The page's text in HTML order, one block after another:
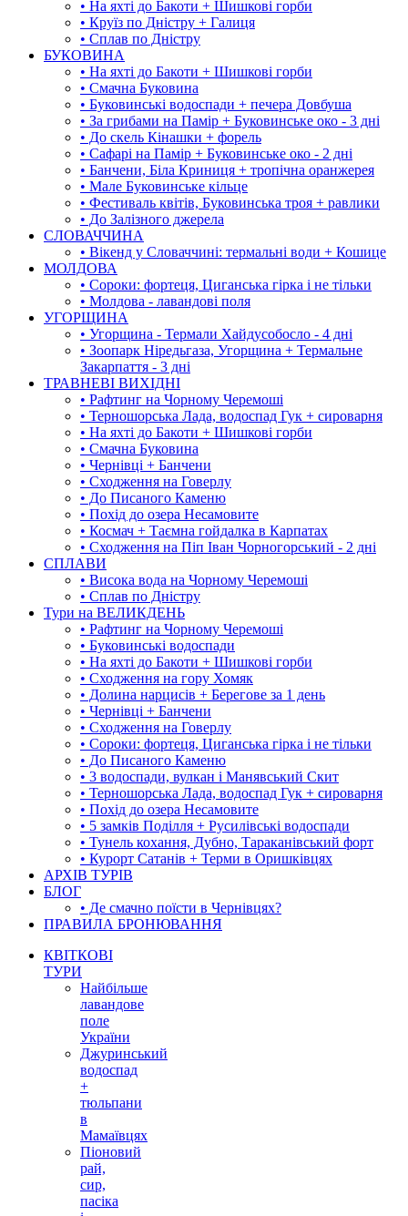
• На яхті до Бакоти + Шишкові горби
• Круїз по Дністру + Галиця
• Сплав по Дністру
БУКОВИНА
• На яхті до Бакоти + Шишкові горби
• Смачна Буковина
• Буковинські водоспади + печера Довбуша
• За грибами на Памір + Буковинське око - 3 дні
• До скель Кінашки + форель
• Сафарі на Памір + Буковинське око - 2 дні
• Банчени, Біла Криниця + тропічна оранжерея
• Мале Буковинське кільце
• Фестиваль квітів, Буковинська троя + равлики
• До Залізного джерела
СЛОВАЧЧИНА
• Вікенд у Словаччині: термальні води + Кошице
МОЛДОВА
• Сороки: фортеця, Циганська гірка і не тільки
• Молдова - лавандові поля
УГОРЩИНА
• Угорщина - Термали Хайдусобосло - 4 дні
• Зоопарк Ніредьгаза, Угорщина + Термальне
Закарпаття - 3 дні
ТРАВНЕВІ ВИХІДНІ
• Рафтинг на Чорному Черемоші
• Терношорська Лада, водоспад Гук + сироварня
• На яхті до Бакоти + Шишкові горби
• Смачна Буковина
• Чернівці + Банчени
• Сходження на Говерлу
• До Писаного Каменю
• Похід до озера Несамовите
• Космач + Таємна гойдалка в Карпатах
• Сходження на Піп Іван Чорногорський - 2 дні
СПЛАВИ
• Висока вода на Чорному Черемоші
• Сплав по Дністру
Тури на ВЕЛИКДЕНЬ
• Рафтинг на Чорному Черемоші
• Буковинські водоспади
• На яхті до Бакоти + Шишкові горби
• Сходження на гору Хомяк
• Долина нарцисів + Берегове за 1 день
• Чернівці + Банчени
• Сходження на Говерлу
• Сороки: фортеця, Циганська гірка і не тільки
• До Писаного Каменю
• 3 водоспади, вулкан і Манявський Скит
• Терношорська Лада, водоспад Гук + сироварня
• Похід до озера Несамовите
• 5 замків Поділля + Русилівські водоспади
• Тунель кохання, Дубно, Тараканівський форт
• Курорт Сатанів + Терми в Оришківцях
АРХІВ ТУРІВ
БЛОГ
• Де смачно поїсти в Чернівцях?
ПРАВИЛА БРОНЮВАННЯ
КВІТКОВІ
ТУРИ
Найбільше
лавандове
поле
України
Джуринський
водоспад
+
тюльпани
в
Мамаївцях
Піоновий
рай,
сир,
пасіка